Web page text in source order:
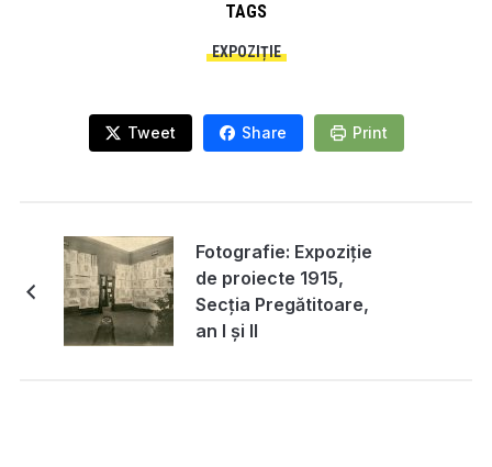
TAGS
EXPOZIȚIE
Tweet Share Print
Fotografie: Expoziție
de proiecte 1915,
Secția Pregătitoare,
an I și II